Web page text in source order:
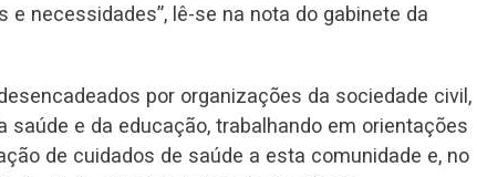
necessidades”, lê-se na nota do gabinete da
por organizações da sociedade civil,
e da educação, trabalhando em orientações
de cuidados de saúde a esta comunidade e, no